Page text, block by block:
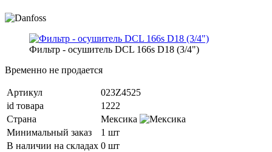
Фильтр - осушитель DCL 166s D18 (3/4")
Временно не продается
Артикул
023Z4525
id товара
1222
Страна
Мексика
Минимальный заказ
1 шт
В наличии на складах 0 шт